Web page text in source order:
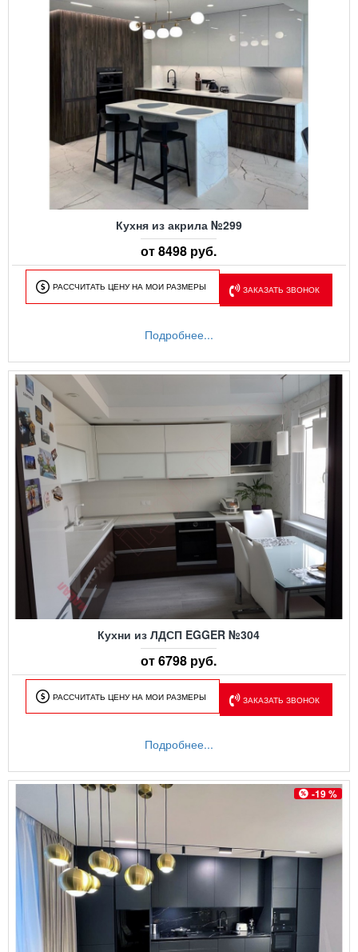
Кухня из акрила №299
от 8498 руб.
РАССЧИТАТЬ ЦЕНУ НА МОИ РАЗМЕРЫ ЗАКАЗАТЬ ЗВОНОК
Подробнее...
Кухни из ЛДСП EGGER №304
от 6798 руб.
РАССЧИТАТЬ ЦЕНУ НА МОИ РАЗМЕРЫ ЗАКАЗАТЬ ЗВОНОК
Подробнее...
-19 %